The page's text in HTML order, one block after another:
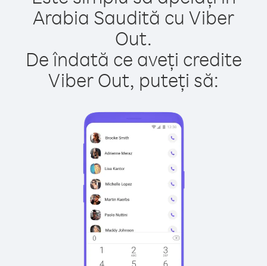
Arabia Saudită cu Viber
Out.
De îndată ce aveți credite
Viber Out, puteți să: